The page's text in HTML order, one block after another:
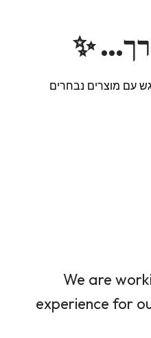
✨
עם מוצרים נבחרים
We are
experience for